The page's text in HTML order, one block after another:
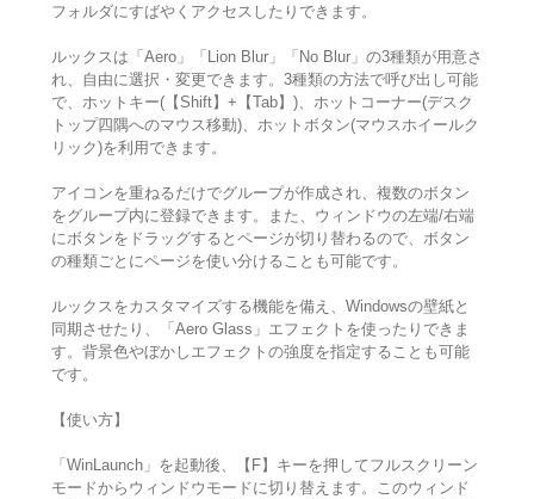
フォルダにすばやくアクセスしたりできます。
ルックスは「Aero」「Lion Blur」「No Blur」の3種類が用意さ
れ、自由に選択・変更できます。3種類の方法で呼び出し可能
で、ホットキー(【Shift】+【Tab】)、ホットコーナー(デスク
トップ四隅へのマウス移動)、ホットボタン(マウスホイールク
リック)を利用できます。
アイコンを重ねるだけでグループが作成され、複数のボタン
をグループ内に登録できます。また、ウィンドウの左端/右端
にボタンをドラッグするとページが切り替わるので、ボタン
の種類ごとにページを使い分けることも可能です。
ルックスをカスタマイズする機能を備え、Windowsの壁紙と
同期させたり、「Aero Glass」エフェクトを使ったりできま
す。背景色やぼかしエフェクトの強度を指定することも可能
です。
【使い方】
「WinLaunch」を起動後、【F】キーを押してフルスクリーン
モードからウィンドウモードに切り替えます。このウィンド